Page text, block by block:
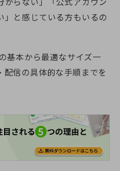
」と感じている方もいるの
基本から最適なサイズ一
信の具体的な手順までを